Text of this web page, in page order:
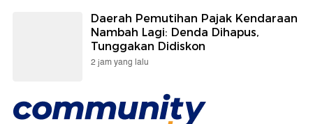
Daerah Pemutihan Pajak Kendaraan
Nambah Lagi: Denda Dihapus,
Tunggakan Didiskon
2 jam yang lalu